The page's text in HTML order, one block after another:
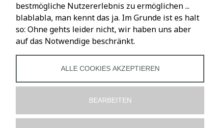
Mo – Fr: 10 – 18 Uhr
Sa: 10 – 16 Uhr
bestmögliche Nutzererlebnis zu ermöglichen ...
blablabla, man kennt das ja. Im Grunde ist es halt
so: Ohne gehts leider nicht, wir haben uns aber
auf das Notwendige beschränkt.
ALLE COOKIES AKZEPTIEREN
BEARBEITEN